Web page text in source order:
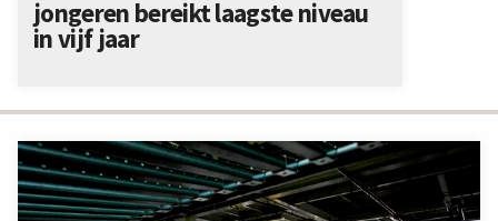
jongeren bereikt laagste niveau
in vijf jaar